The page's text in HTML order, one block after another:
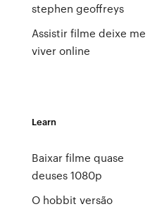
stephen geoffreys
Assistir filme deixe me
viver online
Learn
Baixar filme quase
deuses 1080p
O hobbit versão